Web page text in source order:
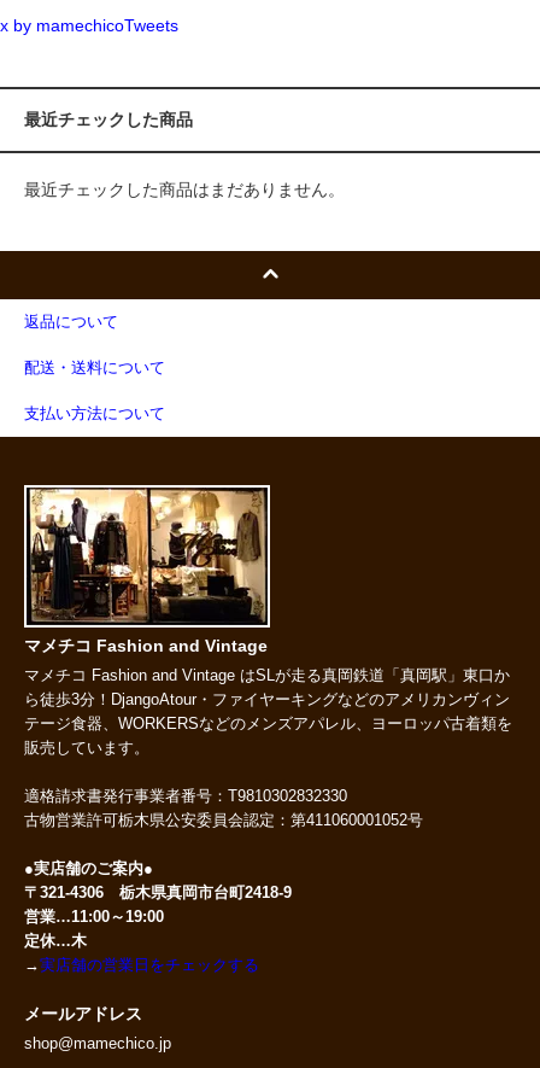
x by mamechicoTweets
最近チェックした商品
最近チェックした商品はまだありません。
返品について
配送・送料について
支払い方法について
マメチコ Fashion and Vintage
マメチコ Fashion and Vintage はSLが走る真岡鉄道「真岡駅」東口か
ら徒歩3分！DjangoAtour・ファイヤーキングなどのアメリカンヴィン
テージ食器、WORKERSなどのメンズアパレル、ヨーロッパ古着類を
販売しています。
適格請求書発行事業者番号：T9810302832330
古物営業許可栃木県公安委員会認定：第411060001052号
●実店舗のご案内●
〒321-4306 栃木県真岡市台町2418-9
営業…11:00～19:00
定休…木
→実店舗の営業日をチェックする
メールアドレス
shop@mamechico.jp